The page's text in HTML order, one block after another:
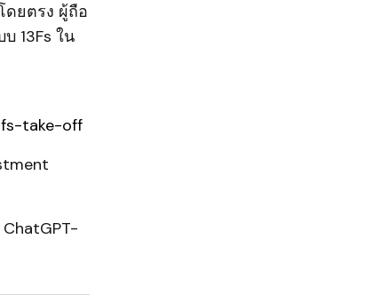
ดยตรง ผู้ถือ
13Fs ใน
take-off